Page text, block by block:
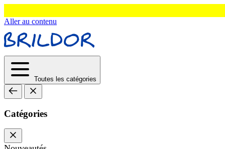
Aller au contenu
Toutes les catégories
Catégories